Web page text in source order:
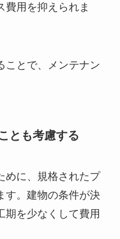
費用を抑えられま
ことで、メンテナン
とも考慮する
めに、規格されたプ
す。建物の条件が決
期を少なくして費用